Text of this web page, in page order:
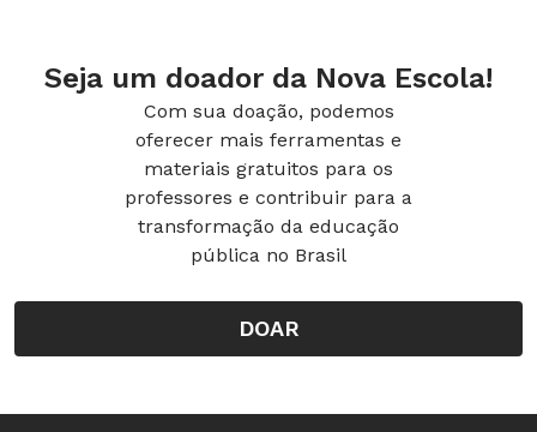
Seja um doador da Nova Escola!
Com sua doação, podemos
oferecer mais ferramentas e
materiais gratuitos para os
professores e contribuir para a
transformação da educação
pública no Brasil
DOAR